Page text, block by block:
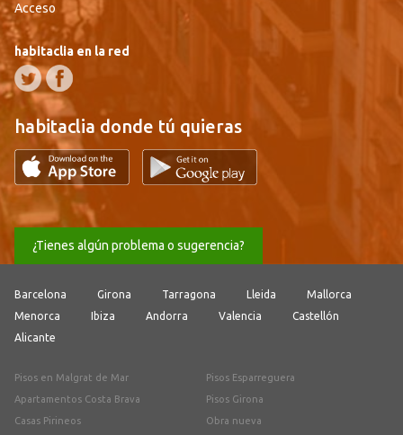
Acceso
habitaclia en la red
habitaclia donde tú quieras
¿Tienes algún problema o sugerencia?
Barcelona Girona Tarragona Lleida
Mallorca
Menorca
Ibiza Andorra Valencia
Castellón
Alicante
Pisos en Malgrat de Mar
Apartamentos Costa Brava
Casas Pirineos
Pisos Esparreguera
Pisos Girona
Obra nueva